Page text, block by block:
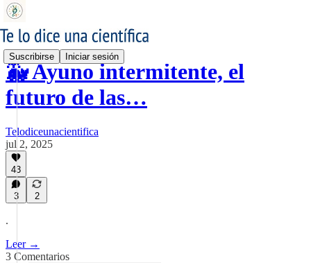
Suscribirse Iniciar sesión
🐳 Ayuno intermitente, el
futuro de las…
Telodiceunacientifica
jul 2, 2025
43
3 2
.
Leer →
3 Comentarios